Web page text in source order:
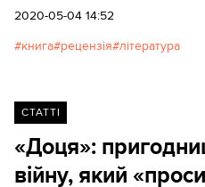
вони «неправильні» і
Лакінський, автор книги
2020-05-04 14:52
книга рецензія література
СТАТТІ
«Доця»:
війну, який